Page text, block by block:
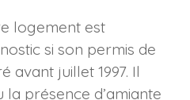
logement est
si son permis de
avant juillet 1997. Il
la présence d’amiante